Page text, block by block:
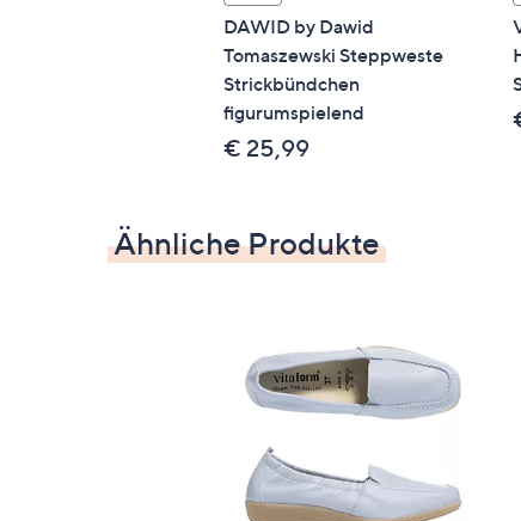
DAWID by Dawid
Tomaszewski Steppweste
Strickbündchen
figurumspielend
€ 25,99
Ähnliche Produkte